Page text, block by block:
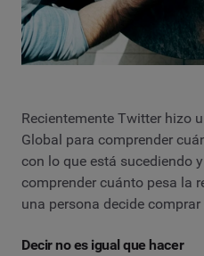
Recientemente Twitter hizo
Global para comprender
con lo que está sucediendo
comprender cuánto pesa la
una persona decide comprar
Decir no es igual que hacer